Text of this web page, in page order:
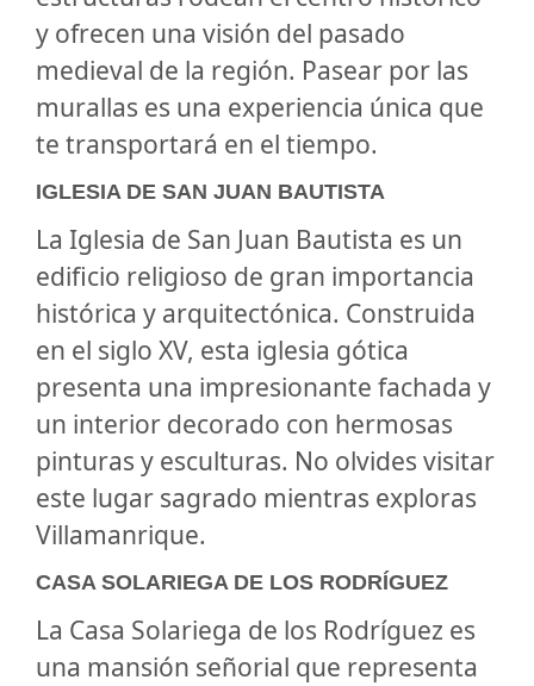
y ofrecen una visión del pasado
medieval de la región. Pasear por las
murallas es una experiencia única que
te transportará en el tiempo.
IGLESIA DE SAN JUAN BAUTISTA
La Iglesia de San Juan Bautista es un
edificio religioso de gran importancia
histórica y arquitectónica. Construida
en el siglo XV, esta iglesia gótica
presenta una impresionante fachada y
un interior decorado con hermosas
pinturas y esculturas. No olvides visitar
este lugar sagrado mientras exploras
Villamanrique.
CASA SOLARIEGA DE LOS RODRÍGUEZ
La Casa Solariega de los Rodríguez es
una mansión señorial que representa